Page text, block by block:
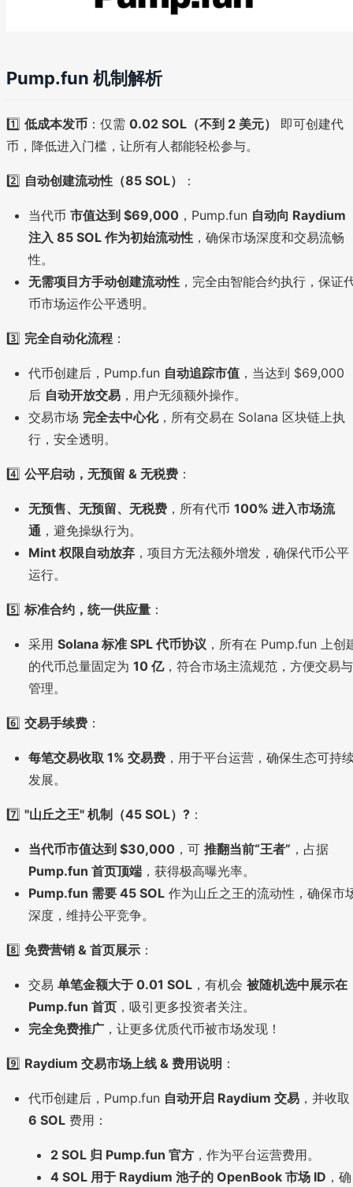
Pump.fun 机制解析
1️⃣ 低成本发币 ：仅需 0.02 SOL（不到 2 美元）
即可创建代
币，降低进入门槛，让所有人都能轻松参与。
2️⃣ 自动创建流动性（85 SOL） ：
当代币 市值达到 $69,000 ，Pump.fun 自动向 Raydium
注入 85 SOL 作为初始流动性 ，确保市场深度和交易流畅
性。
无需项目方手动创建流动性 ，完全由智能合约执行，保证
币市场运作公平透明。
3️⃣ 完全自动化流程 ：
代币创建后，Pump.fun 自动追踪市值 ，当达到 $69,000
后 自动开放交易 ，用户无须额外操作。
交易市场 完全去中心化，所有交易在 Solana 区块链上执
行，安全透明。
4️⃣ 公平启动，无预留 & 无税费 ：
无预售、无预留、无税费 ，所有代币 100% 进入市场流
通 ，避免操纵行为。
Mint 权限自动放弃 ，项目方无法额外增发，确保代币公平
运行。
5️⃣ 标准合约，统一供应量 ：
采用 Solana 标准 SPL 代币协议 ，所有在 Pump.fun 上创
的代币总量固定为 10 亿，符合市场主流规范，方便交易与
管理。
6️⃣ 交易手续费 ：
每笔交易收取 1% 交易费 ，用于平台运营，确保生态可持
发展。
7️⃣ "山丘之王" 机制（45 SOL）? ：
当代币市值达到 $30,000 ，可 推翻当前“王者” ，占据
Pump.fun 首页顶端 ，获得极高曝光率。
Pump.fun 需要 45 SOL 作为山丘之王的流动性，确保市
深度，维持公平竞争。
8️⃣ 免费营销 & 首页展示 ：
交易 单笔金额大于 0.01 SOL ，有机会 被随机选中展示在
Pump.fun 首页 ，吸引更多投资者关注。
完全免费推广 ，让更多优质代币被市场发现！
9️⃣ Raydium 交易市场上线 & 费用说明 ：
代币创建后，Pump.fun 自动开启 Raydium 交易 ，并收取
6 SOL 费用：
2 SOL 归 Pump.fun 官方 ，作为平台运营费用。
4 SOL 用于 Raydium 池子的 OpenBook 市场 ID ，确